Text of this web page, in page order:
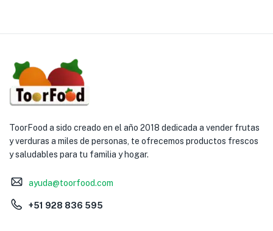
ToorFood a sido creado en el año 2018 dedicada a vender frutas
y verduras a miles de personas, te ofrecemos productos frescos
y saludables para tu familia y hogar.
ayuda@toorfood.com
+51 928 836 595